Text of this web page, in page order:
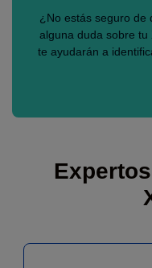
¿No estás seguro de
alguna duda sobre tu
te ayudarán a